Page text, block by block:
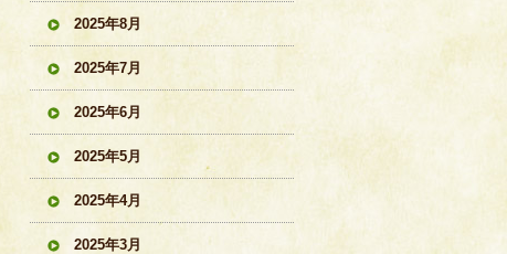
2025年8月
2025年7月
2025年6月
2025年5月
2025年4月
2025年3月